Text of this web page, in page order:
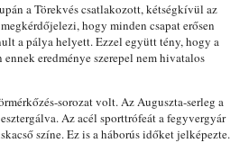
a Törekvés csatlakozott, kétségkívül az
hogy minden csapat erősen
a pálya helyett. Ezzel együtt tény, hogy a
eredménye szerepel nem hivatalos
sorozat volt. Az Auguszta-serleg a
Az acél sporttrófeát a fegyvergyár
színe. Ez is a háborús időket jelképezte.